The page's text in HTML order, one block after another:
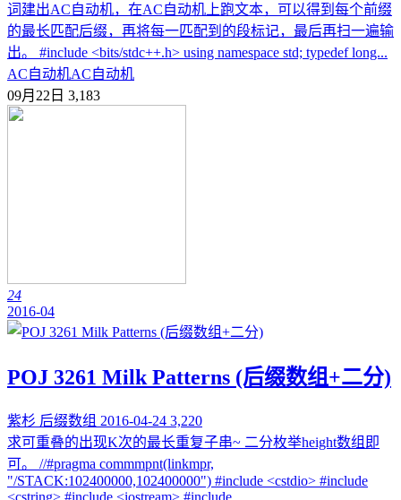
词建出AC自动机，在AC自动机上跑文本，可以得到每个前缀
的最长匹配后缀，再将每一匹配到的段标记，最后再扫一遍输
出。 #include <bits/stdc++.h> using namespace std; typedef long...
AC自动机AC自动机
09月22日 3,183
24
2016-04
POJ 3261 Milk Patterns (后缀数组+二分)
紫杉 后缀数组 2016-04-24 3,220
求可重叠的出现K次的最长重复子串~ 二分枚举height数组即
可。 //#pragma commmpnt(linkmpr,
"/STACK:102400000,102400000") #include <cstdio> #include
<cstring> #include <iostream> #include ...